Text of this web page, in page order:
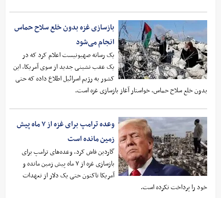
بازسازی غزه بدون خلع سلاح حماس
انجام می‌شود
یک رسانه صهیونیست اعلام کرد که در
یک عقب نشینی جدید از سوی آمریکا، این
کشور به رژیم اسرائیل اطلاع داده که حتی
بدون خلع سلاح حماس، خواستار آغاز بازسازی غزه است.
وعده‌ ترامپ برای غزه از ۷ ماه پیش
زمین مانده است
گاردین فاش کرد،‌ وعده‌های ترامپ برای
بازسازی غزه از ۷ ماه پیش زمین مانده و
آمریکا تاکنون حتی یک دلار از تعهدات
خود را پرداخت نکرده است.